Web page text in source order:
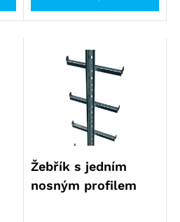
Žebřík s jedním
nosným profilem